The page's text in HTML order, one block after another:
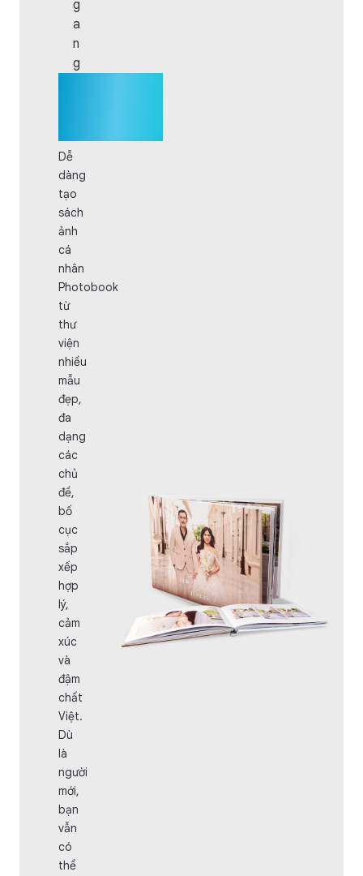
g
a
n
g
Dễ
dàng
tạo
sách
ảnh
cá
nhân
Photobook
từ
thư
viện
nhiều
mẫu
đẹp,
đa
dạng
các
chủ
đề,
bố
cục
sắp
xếp
hợp
lý,
cảm
xúc
và
đậm
chất
Việt.
Dù
là
người
mới,
bạn
vẫn
có
thể